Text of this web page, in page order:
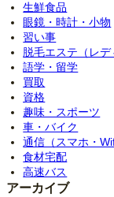
生鮮食品
眼鏡・時計・小物
習い事
脱毛エステ（レデ
語学・留学
買取
資格
趣味・スポーツ
車・バイク
通信（スマホ・
食材宅配
高速バス
アーカイブ